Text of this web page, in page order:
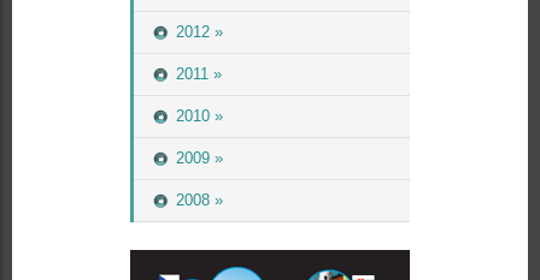
2012 »
2011 »
2010 »
2009 »
2008 »